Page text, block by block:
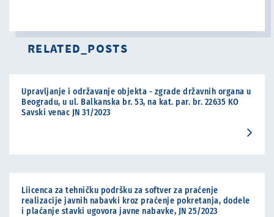
RELATED_POSTS
Upravljanje i održavanje objekta - zgrade državnih organa u
Beogradu, u ul. Balkanska br. 53, na kat. par. br. 22635 KO
Savski venac JN 31/2023
Liicenca za tehničku podršku za softver za praćenje
realizacije javnih nabavki kroz praćenje pokretanja, dodele
i plaćanje stavki ugovora javne nabavke, JN 25/2023